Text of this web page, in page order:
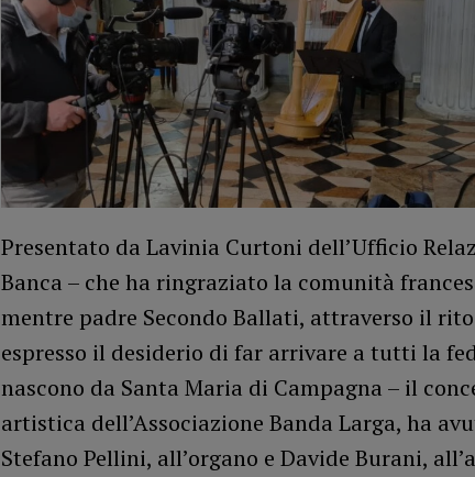
Presentato da Lavinia Curtoni dell’Ufficio
Banca – che ha ringraziato la comunità
mentre padre Secondo Ballati, attraverso il
espresso il desiderio di far arrivare a tutti la
nascono da Santa Maria di Campagna – il
artistica dell’Associazione Banda Larga, ha
Stefano Pellini, all’organo e Davide Burani,